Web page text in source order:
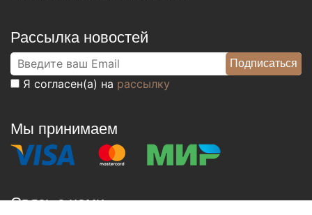
Рассылка новостей
Я согласен(а) на рассылку
Мы принимаем
Связь с нами